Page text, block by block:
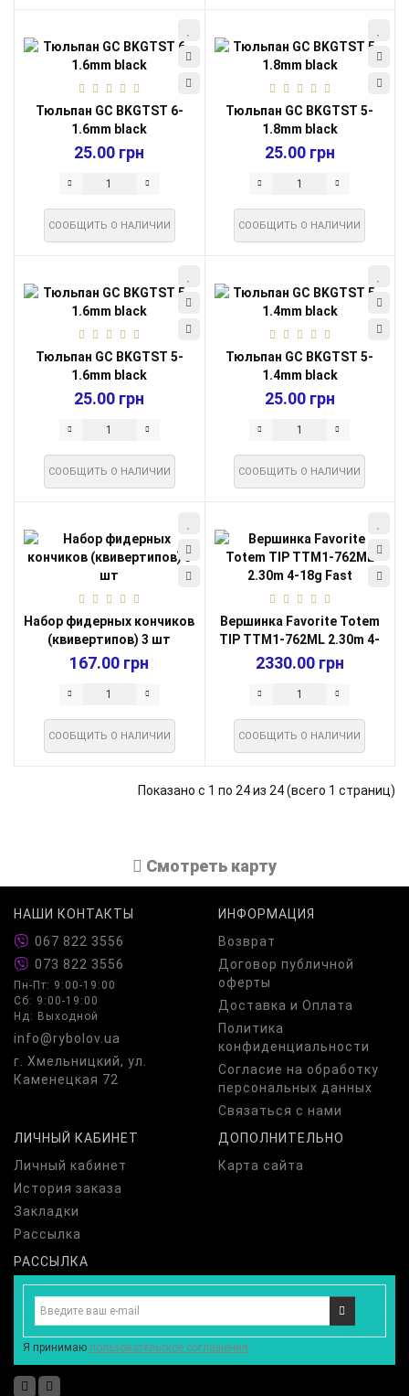
Тюльпан GC BKGTST 6-
1.6mm black
25.00 грн
СООБЩИТЬ О НАЛИЧИИ
Тюльпан GC BKGTST 5-
1.8mm black
25.00 грн
СООБЩИТЬ О НАЛИЧИИ
Тюльпан GC BKGTST 5-
1.6mm black
25.00 грн
СООБЩИТЬ О НАЛИЧИИ
Тюльпан GC BKGTST 5-
1.4mm black
25.00 грн
СООБЩИТЬ О НАЛИЧИИ
Набор фидерных кончиков
(квивертипов) 3 шт
167.00 грн
СООБЩИТЬ О НАЛИЧИИ
Вершинка Favorite Totem
TIP TTM1-762ML 2.30m 4-
18g Fast...
2330.00 грн
СООБЩИТЬ О НАЛИЧИИ
Показано с 1 по 24 из 24 (всего 1 страниц)
Cмотреть карту
НАШИ КОНТАКТЫ
067 822 3556
073 822 3556
Пн-Пт: 9:00-19:00
Сб: 9:00-19:00
Нд: Выходной
info@rybolov.ua
г. Хмельницкий, ул.
Каменецкая 72
ИНФОРМАЦИЯ
Возврат
Договор публичной
оферты
Доставка и Оплата
Политика
конфиденциальности
Согласие на обработку
персональных данных
Связаться с нами
ЛИЧНЫЙ КАБИНЕТ
Личный кабинет
История заказа
Закладки
Рассылка
ДОПОЛНИТЕЛЬНО
Карта сайта
РАССЫЛКА
Я принимаю пользовательское соглашения